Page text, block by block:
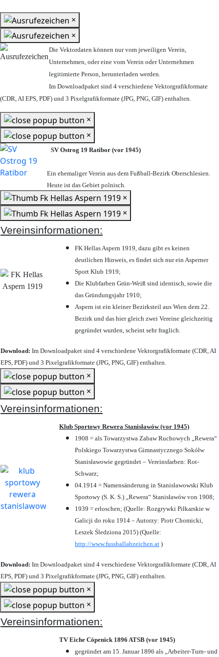
×
×
Die Vektordaten können nur vom jeweiligen Verein,
Unternehmen, oder eine vom Verein oder Unternehmen
legitimierte Person, herunterladen werden.
Im Downloadpaket sind 4 verschiedene Vektorgrafikformate
(CDR, AI EPS, PDF) und 3 Pixelgrafikformate (JPG, PNG, GIF) enthalten.
×
×
SV Ostrog 19 Ratibor (vor 1945)
Ein ehemaliger Verein aus dem Fußball-Bezirk Oberschlesien.
Heute ist das Gebiet polnisch.
×
×
Vereinsinformationen:
FK Hellas Aspern 1919, dazu gibt es keinen
deutlichen Hinweis, es findet sich nur ein Asperner
Sport Klub 1919;
Die Klubfarben Grün-Weiß sind identisch, sowie die
das Gründungsjahr 1910;
Aspern ist ein kleiner Bezirksteil aus Wien dem 22.
Bezirk und das hier gleich zwei Vereine gleichzeitig
gegründet wurden, scheint sehr fraglich.
Download: Im Downloadpaket sind 4 verschiedene Vektorgrafikformate (CDR, AI
EPS, PDF) und 3 Pixelgrafikformate (JPG, PNG, GIF) enthalten.
×
×
Vereinsinformationen:
Klub Sportowy Rewera Stanisławów (vor 1945)
1908 = als Towarzystwa Zabaw Ruchowych „Rewera“
Polskiego Towarzystwa Gimnastycznego Sokółw
Stanisławowie gegründet – Vereinsfarben: Rot-
Schwarz;
04.1914 = Namensänderung in Stanisławowski Klub
Sportowy (S. K. S.) „Rewera“ Stanisławów von 1908;
1939 = erloschen; (Quelle: Rozgrywki Piłkarskie w
Galicji do roku 1914 – Autorzy: Piotr Chomicki,
Leszek Śledziona 2015) (Quelle:
http://www.fussballabzeichen.at )
Download: Im Downloadpaket sind 4 verschiedene Vektorgrafikformate (CDR, AI
EPS, PDF) und 3 Pixelgrafikformate (JPG, PNG, GIF) enthalten.
×
×
Vereinsinformationen:
TV Eiche Cöpenick 1896 ATSB (vor 1945)
gegründet am 15. Januar 1896 als „Arbeiter-Turn- und